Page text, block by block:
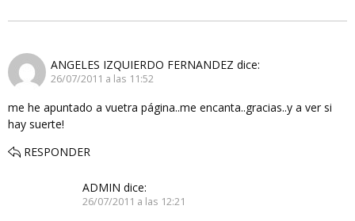
ANGELES IZQUIERDO FERNANDEZ dice:
26/07/2011 a las 11:52
me he apuntado a vuetra página..me encanta..gracias..y a ver si
hay suerte!
RESPONDER
ADMIN dice:
26/07/2011 a las 12:21